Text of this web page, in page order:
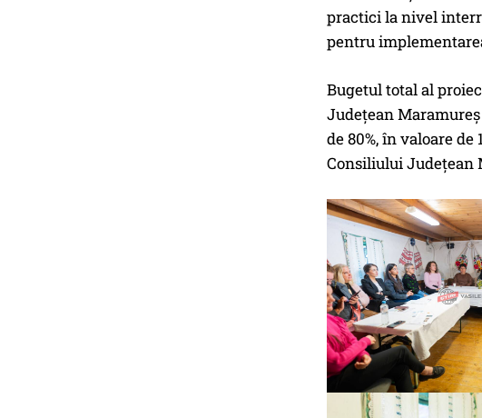
practici la nivel
pentru
Bugetul total al
Județean
de 80%, în valoare
Consiliului Județean